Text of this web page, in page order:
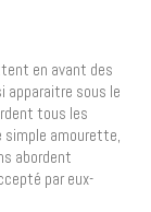
en avant des
apparaitre sous le
tous les
simple amourette,
abordent
par eux-